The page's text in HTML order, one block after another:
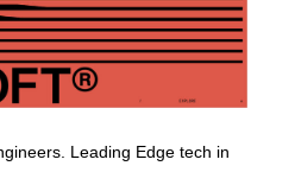
Leading Edge tech in